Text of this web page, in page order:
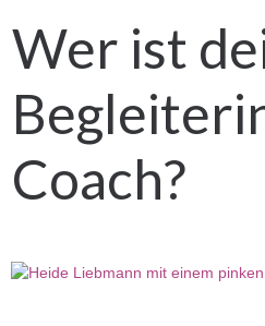
Wer ist
Coach?